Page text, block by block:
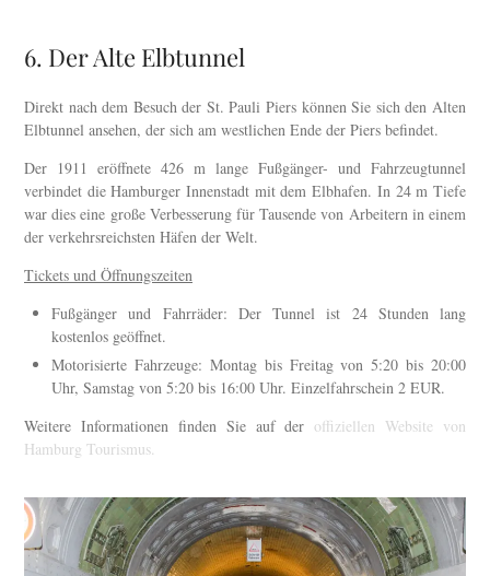
6. Der Alte Elbtunnel
Direkt nach dem Besuch der St. Pauli Piers können Sie sich den Alten
Elbtunnel ansehen, der sich am westlichen Ende der Piers befindet.
Der 1911 eröffnete 426 m lange Fußgänger- und Fahrzeugtunnel
verbindet die Hamburger Innenstadt mit dem Elbhafen. In 24 m Tiefe
war dies eine große Verbesserung für Tausende von Arbeitern in einem
der verkehrsreichsten Häfen der Welt.
Tickets und Öffnungszeiten
Fußgänger und Fahrräder: Der Tunnel ist 24 Stunden lang
kostenlos geöffnet.
Motorisierte Fahrzeuge: Montag bis Freitag von 5:20 bis 20:00
Uhr, Samstag von 5:20 bis 16:00 Uhr. Einzelfahrschein 2 EUR.
Weitere Informationen finden Sie auf der offiziellen Website von
Hamburg Tourismus.